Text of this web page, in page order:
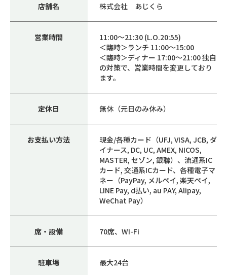
店舗名 株式会社 あじくら
営業時間
11:00～21:30 (L.O.20:55)
＜臨時＞ランチ 11:00～15:00
＜臨時＞ディナー 17:00～21:00 独自
の対策で、営業時間を変更しており
ます。
定休日 無休（元日のみ休み）
お支払い方法
現金/各種カード（UFJ, VISA, JCB, ダ
イナース, DC, UC, AMEX, NICOS,
MASTER, セゾン, 銀聯）、流通系IC
カード, 交通系ICカード、各種電子マ
ネー（PayPay, メルペイ, 楽天ペイ,
LINE Pay, d払い, au PAY, Alipay,
WeChat Pay）
席・設備 70席、WI-Fi
駐車場 最大24台